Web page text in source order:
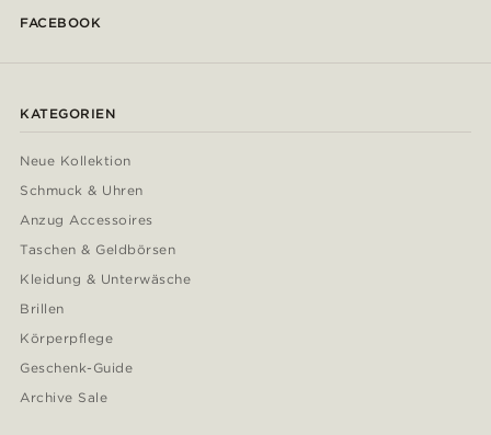
FACEBOOK
KATEGORIEN
Neue Kollektion
Schmuck & Uhren
Anzug Accessoires
Taschen & Geldbörsen
Kleidung & Unterwäsche
Brillen
Körperpflege
Geschenk-Guide
Archive Sale